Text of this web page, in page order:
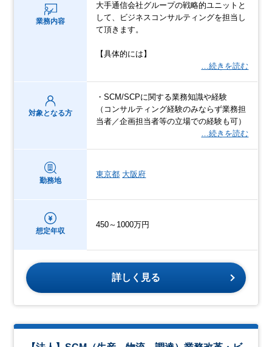
業務内容
大手通信会社グループの戦略的ユニットと
して、ビジネスコンサルティングを担当し
て頂きます。
【具体的には】
…続きを読む
対象となる方
・SCM/SCPに関する業務知識や経験
（コンサルティング経験のみならず業務担
当者／企画担当者等の立場での経験も可）
…続きを読む
勤務地
東京都 大阪府
想定年収
450～1000万円
詳しく見る